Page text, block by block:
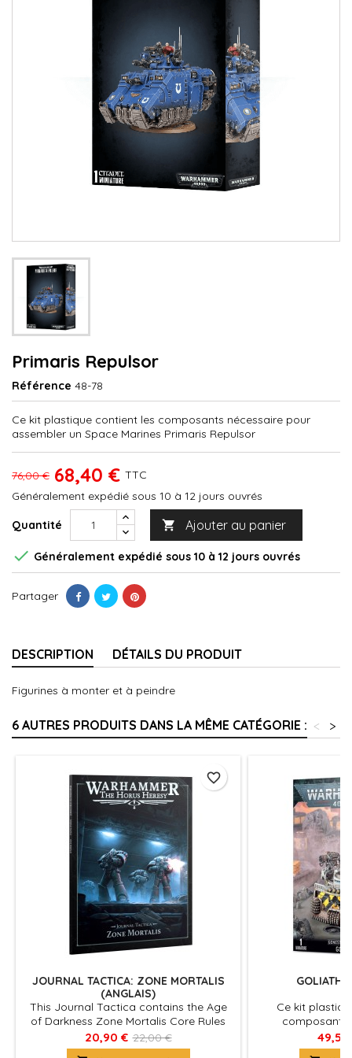
Primaris Repulsor
Référence 48-78
Ce kit plastique contient les composants nécessaire pour
assembler un Space Marines Primaris Repulsor
76,00 € 68,40 € TTC
Généralement expédié sous 10 à 12 jours ouvrés
Quantité  Ajouter au panier
 Généralement expédié sous 10 à 12 jours ouvrés
Partager
DESCRIPTION DÉTAILS DU PRODUIT
Figurines à monter et à peindre
6 AUTRES PRODUITS DANS LA MÊME CATÉGORIE : >
<
JOURNAL TACTICA: ZONE MORTALIS
(ANGLAIS)
This Journal Tactica contains the Age
of Darkness Zone Mortalis Core Rules
and Clearance Protocol Mission Pack.
These allow players to recreate the
20,90 € 22,00 €
favorite_border
GOLIATH
Ce kit
composants
assembler un
Rockgrinder,
49,50